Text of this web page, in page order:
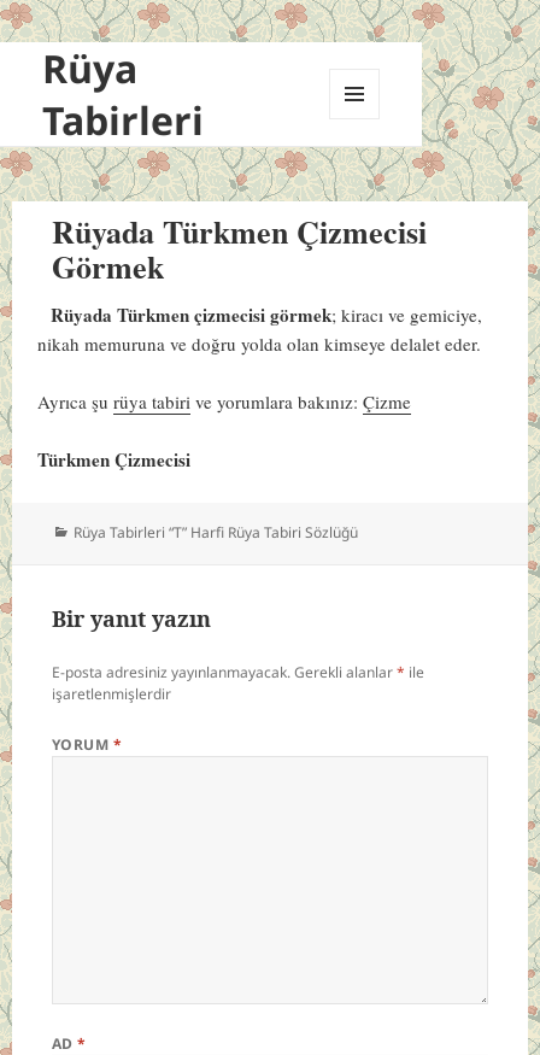
Rüya
Tabirleri
VE
BILEŞENLER
Rüyada Türkmen Çizmecisi
Görmek
Rüyada Türkmen çizmecisi görmek; kiracı ve gemiciye,
nikah memuruna ve doğru yolda olan kimseye delalet eder.
Ayrıca şurüya tabiri ve yorumlara bakınız:Çizme
Türkmen Çizmecisi
Kategoriler
Rüya Tabirleri “T” Harfi Rüya Tabiri Sözlüğü
Bir yanıt yazın
E-posta adresiniz yayınlanmayacak.Gerekli alanlar* ile
işaretlenmişlerdir
YORUM *
AD*